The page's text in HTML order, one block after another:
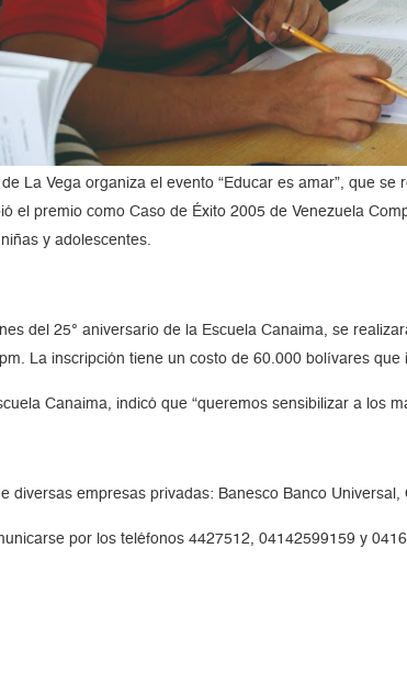
La Vega organiza el evento “Educar es amar”, que
el premio como Caso de Éxito 2005 de Venezuela
y adolescentes.
del 25° aniversario de la Escuela Canaima, se
La inscripción tiene un costo de 60.000 bolívares
Canaima, indicó que “queremos sensibilizar a los
diversas empresas privadas: Banesco Banco
por los teléfonos 4427512, 04142599159 y